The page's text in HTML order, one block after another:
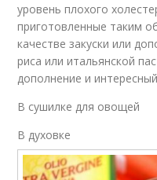
уровень плохого
приготовленные таким
качестве закуски или
риса или итальянской
дополнение и
В сушилке для овощей
В духовке